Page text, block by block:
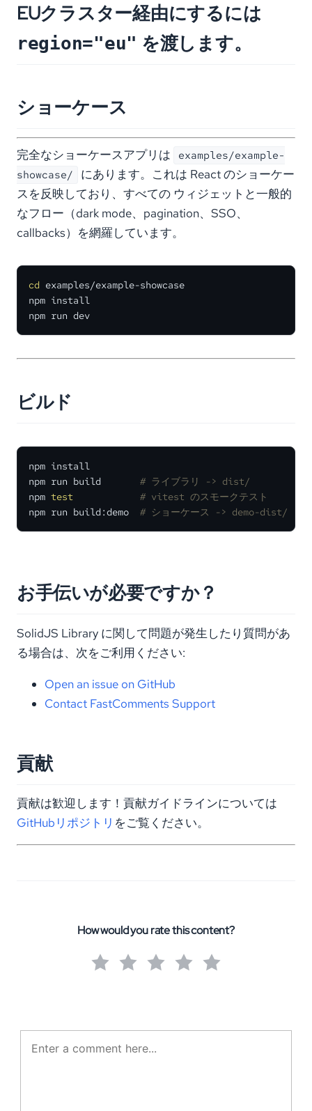
EUクラスター経由にするには
region="eu" を渡します。
ショーケース
完全なショーケースアプリは
examples/example-
showcase/
にあります。これは React のショーケー
スを反映しており、すべての ウィジェットと一般的
なフロー（dark mode、pagination、SSO、
callbacks）を網羅しています。
cd examples/example-showcase
npm install
npm run dev
ビルド
npm install
npm run build # ライブラリ -> dist/
npm test
# vitest のスモークテスト
npm run build:demo # ショーケース -> demo-dist/
お手伝いが必要ですか？
SolidJS Library に関して問題が発生したり質問があ
る場合は、次をご利用ください:
Open an issue on GitHub
Contact FastComments Support
貢献
貢献は歓迎します！貢献ガイドラインについては
GitHubリポジトリ をご覧ください。
How would you rate this content?